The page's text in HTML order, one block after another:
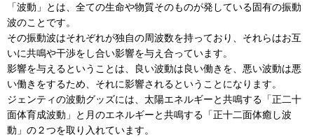
「波動」とは、全ての生命や物質そのものが発している固有の振動
波のことです。
その振動波はそれぞれが独自の周波数を持っており、それらはお互
いに共鳴や干渉をし合い影響を与え合っています。
影響を与えるということは、良い波動は良い働きを、悪い波動は悪
い働きをするため、それに影響されるということになります。
ジェンティの波動グッズには、太陽エネルギーと共鳴する「正二十
面体育成波動」と月のエネルギーと共鳴する「正十二面体癒し波
動」の２つを取り入れています。